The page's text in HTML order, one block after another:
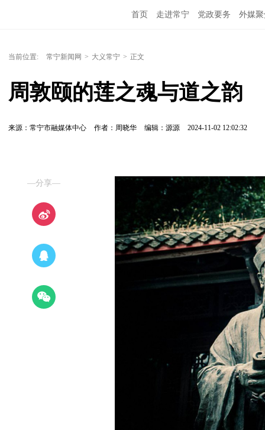
首页 走进常宁 党政要务 外媒
当前位置: 常宁新闻网 > 大义常宁 > 正文
周敦颐的莲之魂与道之韵
来源：常宁市融媒体中心 作者：周晓华 编辑：源源 2024-11-02 12:02:32
—分享—